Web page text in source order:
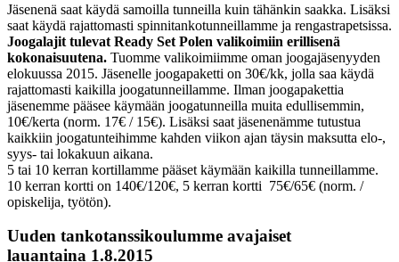
Jäsenenä saat käydä samoilla tunneilla kuin tähänkin saakka. Lisäksi
saat käydä rajattomasti spinnitankotunneillamme ja rengastrapetsissa.
Joogalajit tulevat Ready Set Polen valikoimiin erillisenä
kokonaisuutena. Tuomme valikoimiimme oman joogajäsenyyden
elokuussa 2015. Jäsenelle joogapaketti on 30€/kk, jolla saa käydä
rajattomasti kaikilla joogatunneillamme. Ilman joogapakettia
jäsenemme pääsee käymään joogatunneilla muita edullisemmin,
10€/kerta (norm. 17€ / 15€). Lisäksi saat jäsenenämme tutustua
kaikkiin joogatunteihimme kahden viikon ajan täysin maksutta elo-,
syys- tai lokakuun aikana.
5 tai 10 kerran kortillamme pääset käymään kaikilla tunneillamme.
10 kerran kortti on 140€/120€, 5 kerran kortti 75€/65€ (norm. /
opiskelija, työtön).
Uuden tankotanssikoulumme avajaiset
lauantaina 1.8.2015